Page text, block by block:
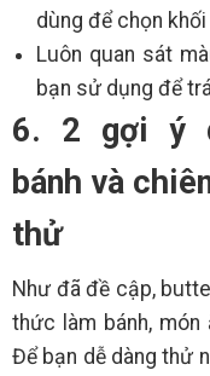
dùng để chọn
Luôn quan sát
bạn sử dụng để
6. 2 gợi ý
bánh và
thử
Như đã đề cập,
thức làm bánh,
Để bạn dễ dàng thử